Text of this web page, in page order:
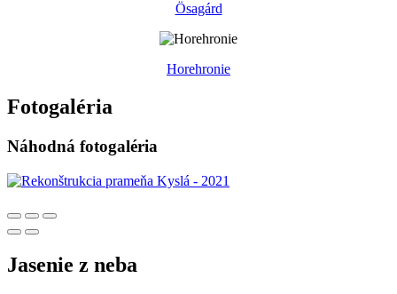
Ösagárd
Horehronie
Fotogaléria
Náhodná fotogaléria
Jasenie z neba